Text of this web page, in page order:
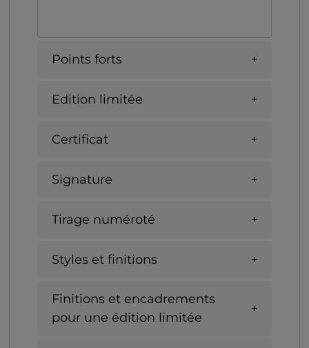
Points forts
Edition limitée
Certificat
Signature
Tirage numéroté
Styles et finitions
Finitions et encadrements
pour une édition limitée